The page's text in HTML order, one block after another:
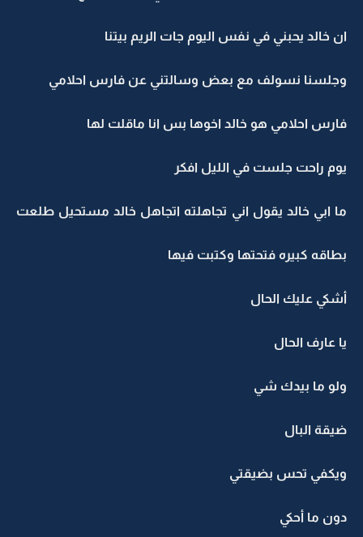
ان خالد يحبني في نفس اليوم جات الريم بيتنا
وجلسنا نسولف مع بعض وسالتني عن فارس احلامي
فارس احلامي هو خالد اخوها بس انا ماقلت لها
يوم راحت جلست في الليل افكر
ما ابي خالد يقول اني تجاهلته اتجاهل خالد مستحيل طلعت
بطاقه كبيره فتحتها وكتبت فيها
أشكي عليك الحال
يا عارف الحال
ولو ما بيدك شي
ضيقة البال
ويكفي تحس بضيقتي
دون ما أحكي